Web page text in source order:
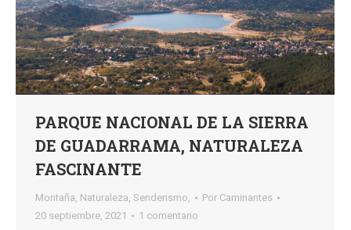
PARQUE NACIONAL DE LA SIERRA
DE GUADARRAMA, NATURALEZA
FASCINANTE
Montaña, Naturaleza, Senderismo, Por Caminantes
20 septiembre, 2021
1 comentario